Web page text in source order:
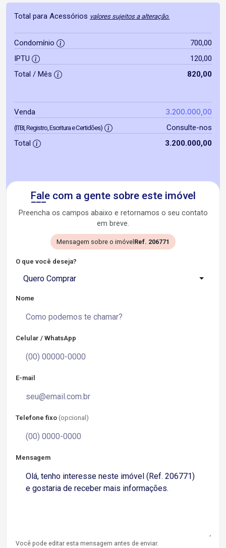
Total para Acessórios valores sujeitos a alteração.
Condomínio
700,00
IPTU
120,00
Total / Mês
820,00
Venda 3.200.000,00
(ITBI, Registro, Escritura e Certidões)
Consulte-nos
Total
3.200.000,00
Fale com a gente sobre este imóvel
Preencha os campos abaixo e retornamos o seu contato
em breve.
Mensagem sobre o imóvel Ref. 206771
O que você deseja?
Quero Comprar
Nome
Celular / WhatsApp
E-mail
Telefone fixo (opcional)
Mensagem
Você pode editar esta mensagem antes de enviar.